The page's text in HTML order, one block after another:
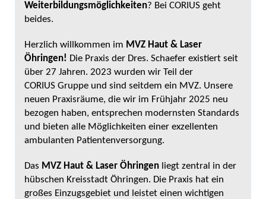
Weiterbildungsmöglichkeiten? Bei CORIUS geht
beides.
Herzlich willkommen im MVZ Haut & Laser
Öhringen! Die Praxis der Dres. Schaefer existiert seit
über 27 Jahren. 2023 wurden wir Teil der
CORIUS Gruppe und sind seitdem ein MVZ. Unsere
neuen Praxisräume, die wir im Frühjahr 2025 neu
bezogen haben, entsprechen modernsten Standards
und bieten alle Möglichkeiten einer exzellenten
ambulanten Patientenversorgung.
Das MVZ Haut & Laser Öhringen liegt zentral in der
hübschen Kreisstadt Öhringen. Die Praxis hat ein
großes Einzugsgebiet und leistet einen wichtigen